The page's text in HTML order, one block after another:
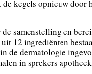
de kegels opnieuw door
de samenstelling en
uit 12 ingrediënten
de dermatologie
in sprekers